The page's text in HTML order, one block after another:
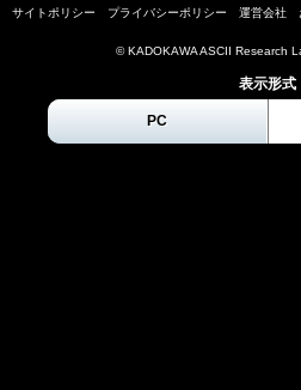
サイトポリシー プライバシーポリシー 運営会社
© KADOKAWA ASCII Research
表示形式
PC